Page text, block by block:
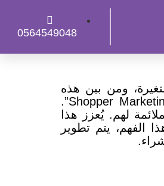
0564549048
ومن بين هذه
لهم. يُعزز هذا
الفهم، يتم تطوير